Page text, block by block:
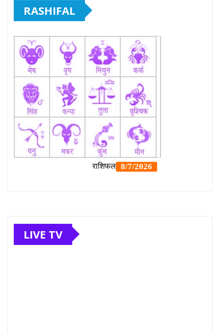
RASHIFAL
LIVE TV